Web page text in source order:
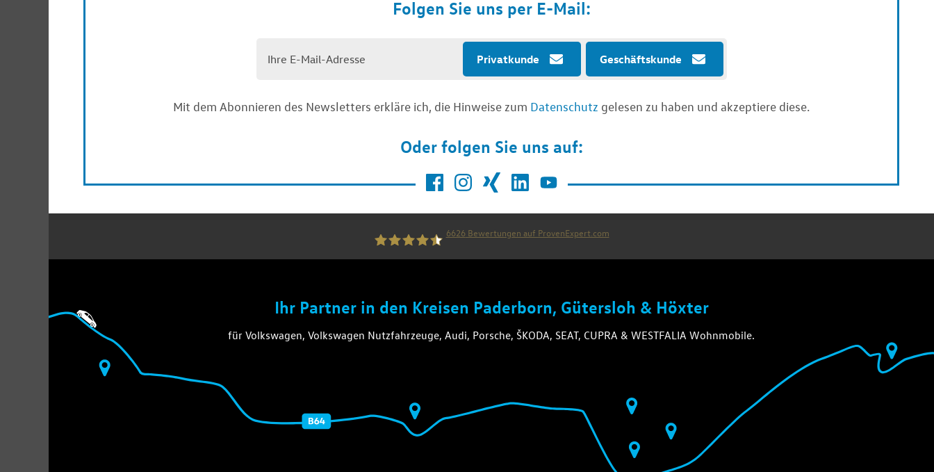
Folgen Sie uns per E-Mail:
Privatkunde Geschäftskunde
Mit dem Abonnieren des Newsletters erkläre ich, die Hinweise zum Datenschutz gelesen zu haben und akzeptiere diese.
Oder folgen Sie uns auf:
6626 Bewertungen auf ProvenExpert.com
Ihr Partner in den Kreisen Paderborn, Gütersloh & Höxter
für Volkswagen, Volkswagen Nutzfahrzeuge, Audi, Porsche, ŠKODA, SEAT, CUPRA & WESTFALIA Wohnmobile.